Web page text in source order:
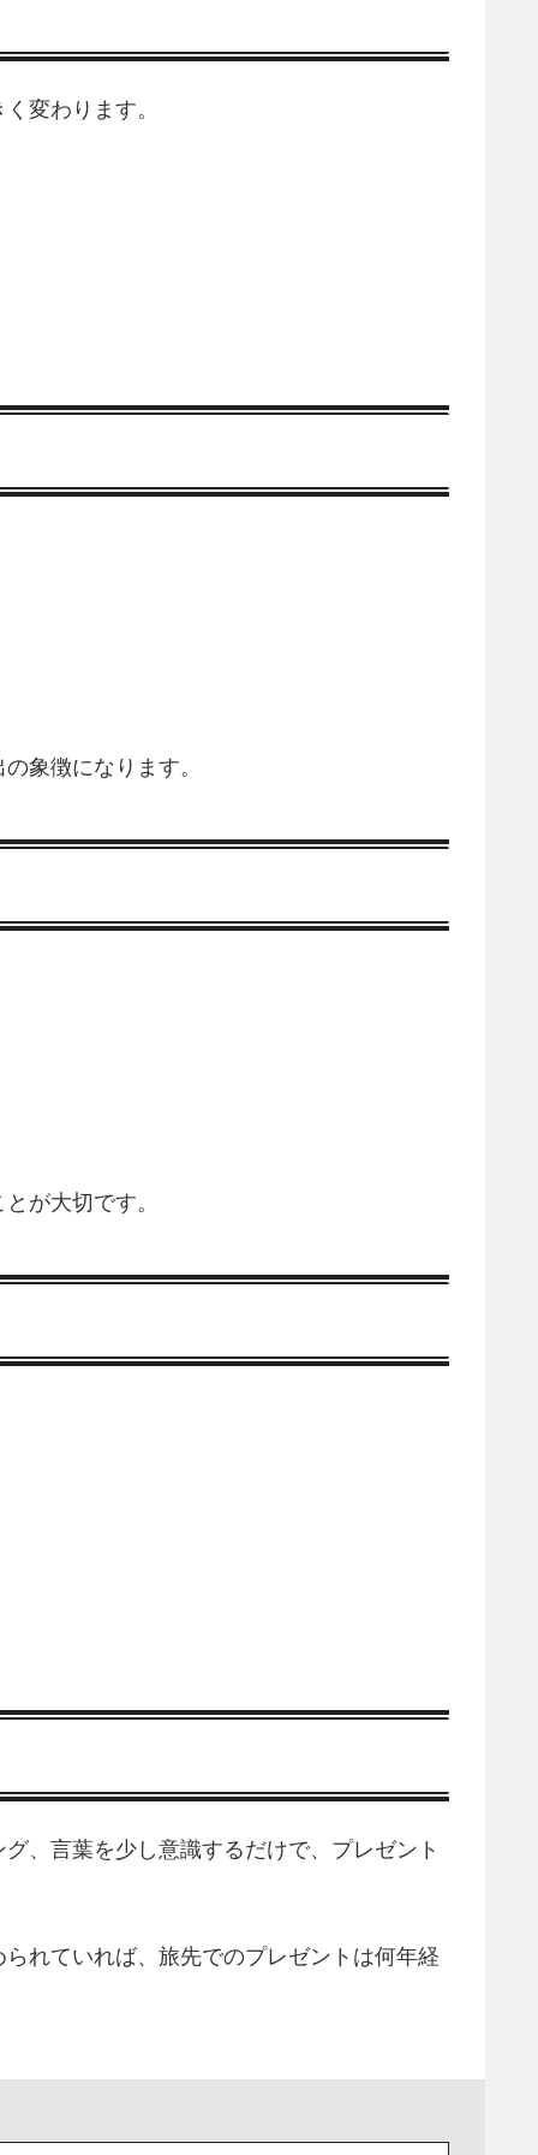
変わります。
象徴になります。
が大切です。
、言葉を少し意識するだけで、プレゼント
れていれば、旅先でのプレゼントは何年経